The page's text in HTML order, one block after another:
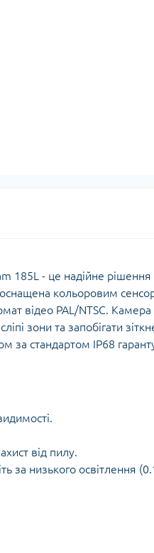
185L - це надійне
кольоровим
відео PAL/NTSC.
зони та запобігати
за стандартом IP68
від пилу.
за низького освітлення